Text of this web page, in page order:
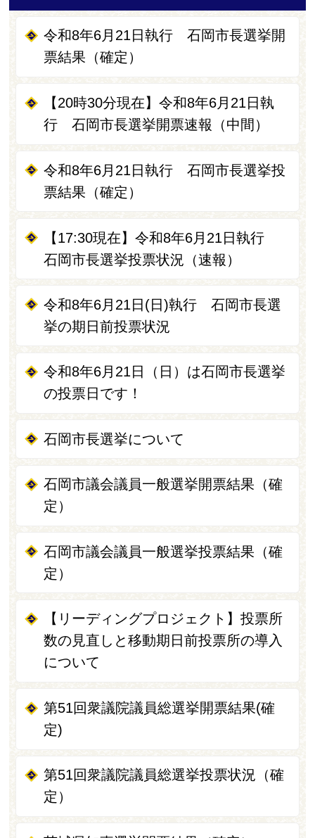
令和8年6月21日執行 石岡市長選挙開
票結果（確定）
【20時30分現在】令和8年6月21日執
行 石岡市長選挙開票速報（中間）
令和8年6月21日執行 石岡市長選挙投
票結果（確定）
【17:30現在】令和8年6月21日執行
石岡市長選挙投票状況（速報）
令和8年6月21日(日)執行 石岡市長選
挙の期日前投票状況
令和8年6月21日（日）は石岡市長選挙
の投票日です！
石岡市長選挙について
石岡市議会議員一般選挙開票結果（確
定）
石岡市議会議員一般選挙投票結果（確
定）
【リーディングプロジェクト】投票所
数の見直しと移動期日前投票所の導入
について
第51回衆議院議員総選挙開票結果(確
定)
第51回衆議院議員総選挙投票状況（確
定）